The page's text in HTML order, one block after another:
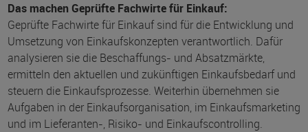
Das machen Geprüfte Fachwirte für Einkauf:
Geprüfte Fachwirte für Einkauf sind für die Entwicklung und
Umsetzung von Einkaufskonzepten verantwortlich. Dafür
analysieren sie die Beschaffungs- und Absatzmärkte,
ermitteln den aktuellen und zukünftigen Einkaufsbedarf und
steuern die Einkaufsprozesse. Weiterhin übernehmen sie
Aufgaben in der Einkaufsorganisation, im Einkaufsmarketing
und im Lieferanten-, Risiko- und Einkaufscontrolling.